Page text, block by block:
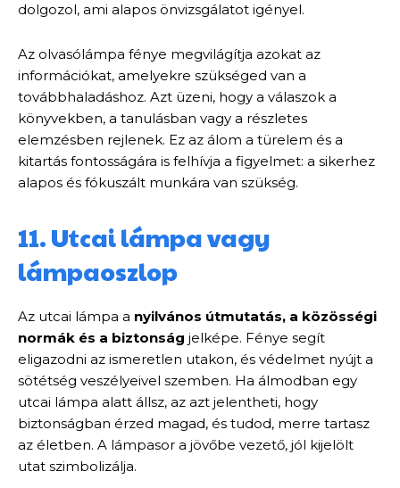
dolgozol, ami alapos önvizsgálatot igényel.
Az olvasólámpa fénye megvilágítja azokat az
információkat, amelyekre szükséged van a
továbbhaladáshoz. Azt üzeni, hogy a válaszok a
könyvekben, a tanulásban vagy a részletes
elemzésben rejlenek. Ez az álom a türelem és a
kitartás fontosságára is felhívja a figyelmet: a sikerhez
alapos és fókuszált munkára van szükség.
11. Utcai lámpa vagy
lámpaoszlop
Az utcai lámpa a nyilvános útmutatás, a közösségi
normák és a biztonság jelképe. Fénye segít
eligazodni az ismeretlen utakon, és védelmet nyújt a
sötétség veszélyeivel szemben. Ha álmodban egy
utcai lámpa alatt állsz, az azt jelentheti, hogy
biztonságban érzed magad, és tudod, merre tartasz
az életben. A lámpasor a jövőbe vezető, jól kijelölt
utat szimbolizálja.